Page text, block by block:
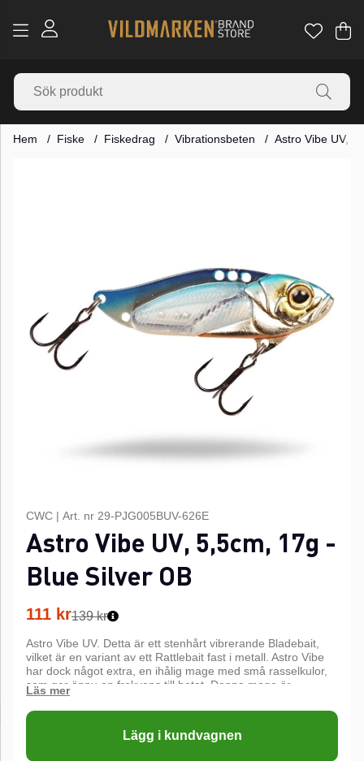
.
Hem Fiske Fiskedrag Vibrationsbeten Astro Vibe UV,
CWC | Art. nr 29-PJG005BUV-626E
Astro Vibe UV, 5,5cm, 17g -
Blue Silver OB
111 kr139 kr
Astro Vibe UV. Detta är ett stenhårt vibrerande Bladebait,
vilket är en variant av ett Rattlebait fast i metall. Astro Vibe
har dock något extra, en ihålig mage med små rasselkulor,
som ger ännu en frekvens till betet. Denna mage är
dessutom gjord i UV-coatad plast, som lyser upp i ett violett
sken i alla väder! Astro Vibe sjunker fort och kan fiskas
bärigheten i betet under snabb hemtagning fiskas grunt. Ett
mycket mångsidigt litet bete med andra ord!n
Lägg i kundvagnen